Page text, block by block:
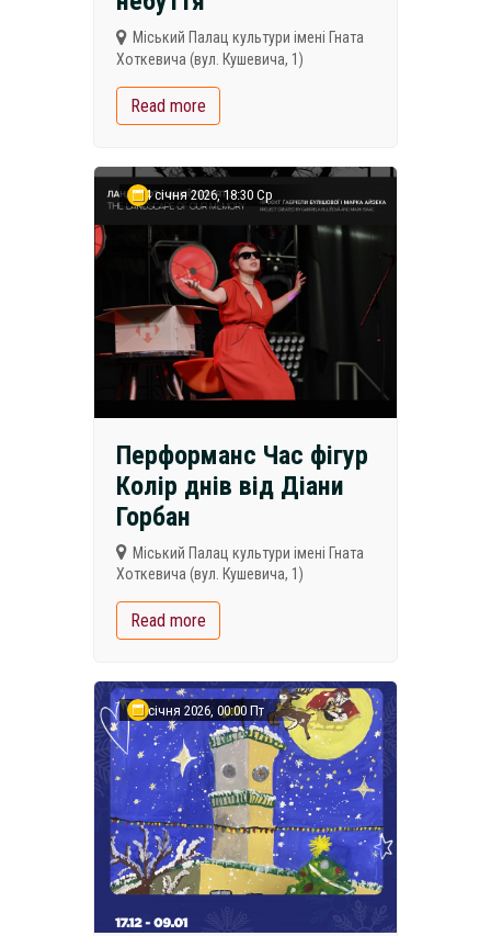
Міський Палац культури імені Гната
Хоткевича (вул. Кушевича, 1)
Read more
14 січня 2026, 18:30 Ср
Перформанс Час фігур
Колір днів від Діани
Горбан
Міський Палац культури імені Гната
Хоткевича (вул. Кушевича, 1)
Read more
9 січня 2026, 00:00 Пт